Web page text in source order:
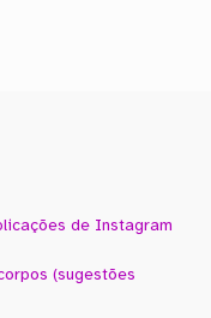
de Instagram
(sugestões